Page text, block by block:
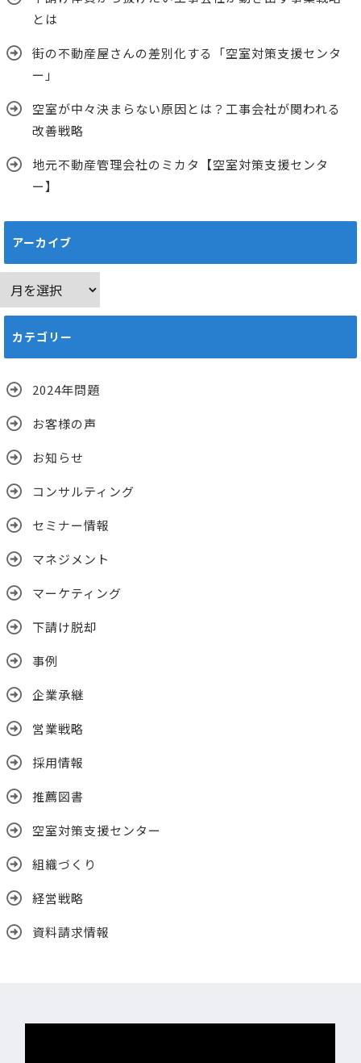
とは
街の不動産屋さんの差別化する「空室対策支援センタ
ー」
空室が中々決まらない原因とは？工事会社が関われる
改善戦略
地元不動産管理会社のミカタ【空室対策支援センタ
ー】
アーカイブ
ー
カ
ブ
カテゴリー
2024年問題
お客様の声
お知らせ
コンサルティング
セミナー情報
マネジメント
マーケティング
下請け脱却
事例
企業承継
営業戦略
採用情報
推薦図書
空室対策支援センター
組織づくり
経営戦略
資料請求情報